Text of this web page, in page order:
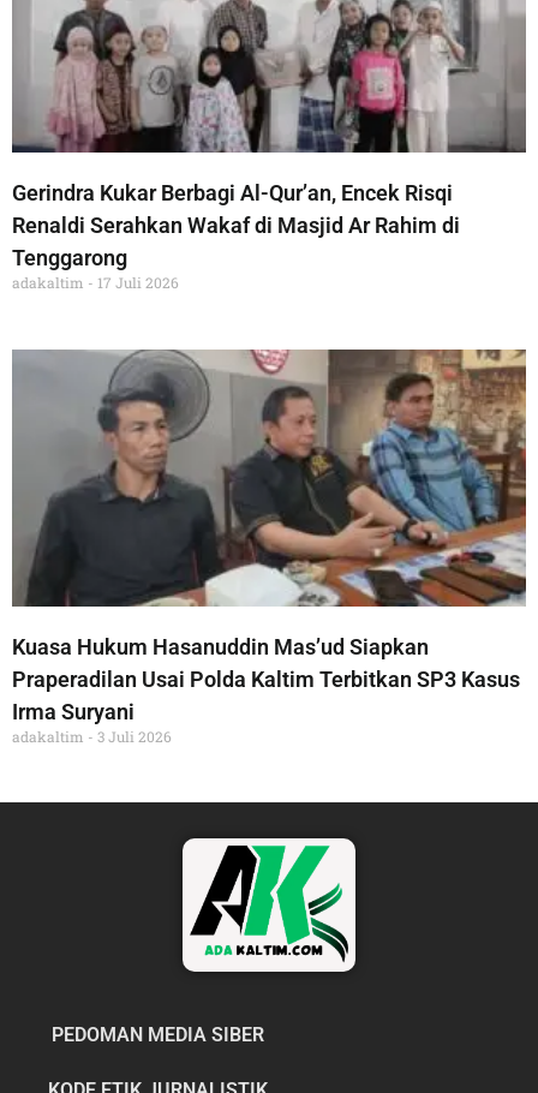
Gerindra Kukar Berbagi Al-Qur’an, Encek Risqi
Renaldi Serahkan Wakaf di Masjid Ar Rahim di
Tenggarong
adakaltim 17 Juli 2026
Kuasa Hukum Hasanuddin Mas’ud Siapkan
Praperadilan Usai Polda Kaltim Terbitkan SP3 Kasus
Irma Suryani
adakaltim 3 Juli 2026
PEDOMAN MEDIA SIBER